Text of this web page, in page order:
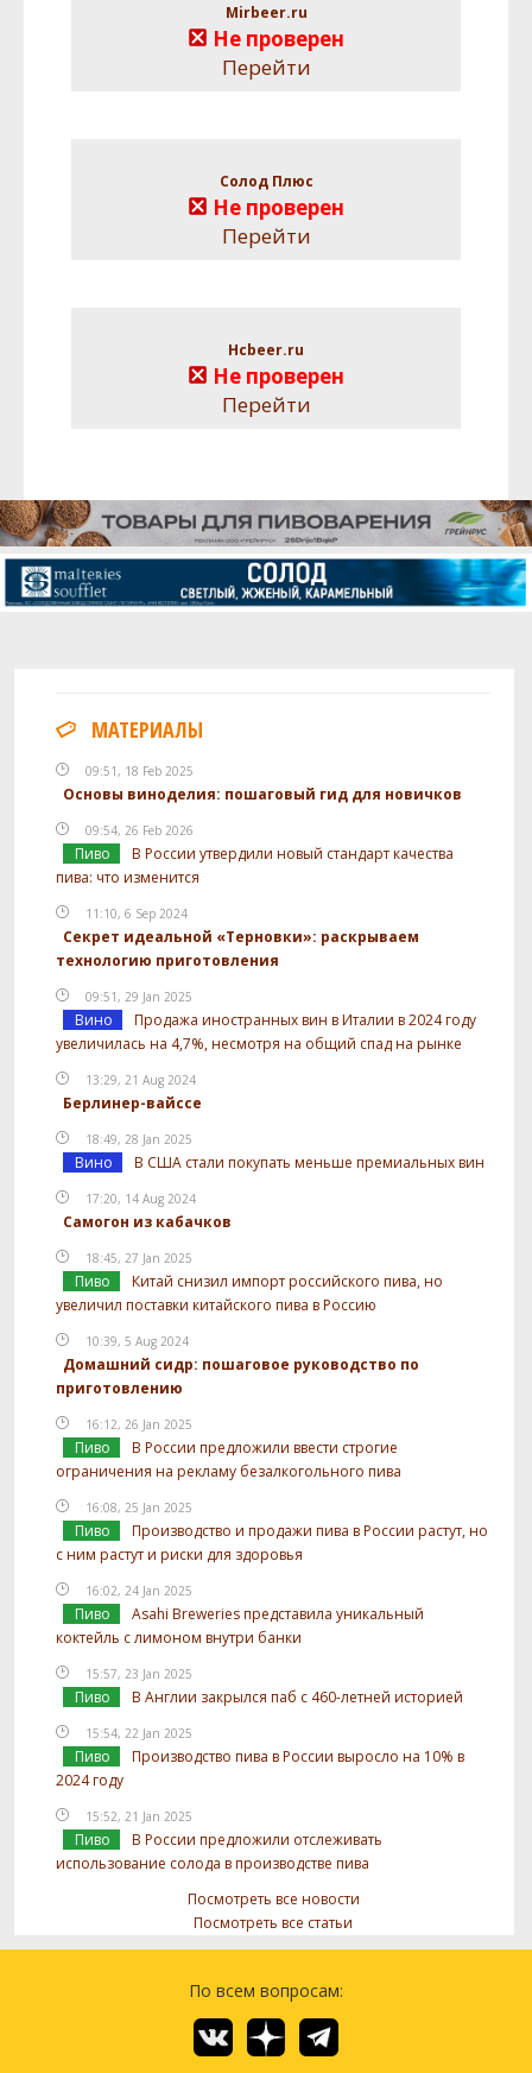
Mirbeer.ru
Не проверен
Перейти
Солод Плюс
Не проверен
Перейти
Hcbeer.ru
Не проверен
Перейти
МАТЕРИАЛЫ
09:51, 18 Feb 2025
Основы виноделия: пошаговый гид для новичков
09:54, 26 Feb 2026
Пиво
В России утвердили новый стандарт качества
пива: что изменится
11:10, 6 Sep 2024
Секрет идеальной «Терновки»: раскрываем
технологию приготовления
09:51, 29 Jan 2025
Вино
Продажа иностранных вин в Италии в 2024 году
увеличилась на 4,7%, несмотря на общий спад на рынке
13:29, 21 Aug 2024
Берлинер-вайссе
18:49, 28 Jan 2025
Вино В США стали покупать меньше премиальных вин
17:20, 14 Aug 2024
Самогон из кабачков
18:45, 27 Jan 2025
Пиво
Китай снизил импорт российского пива, но
увеличил поставки китайского пива в Россию
10:39, 5 Aug 2024
Домашний сидр: пошаговое руководство по
приготовлению
16:12, 26 Jan 2025
Пиво
В России предложили ввести строгие
ограничения на рекламу безалкогольного пива
16:08, 25 Jan 2025
Пиво
Производство и продажи пива в России растут, но
с ним растут и риски для здоровья
16:02, 24 Jan 2025
Пиво
Asahi Breweries представила уникальный
коктейль с лимоном внутри банки
15:57, 23 Jan 2025
Пиво В Англии закрылся паб с 460-летней историей
15:54, 22 Jan 2025
Пиво
Производство пива в России выросло на 10% в
2024 году
15:52, 21 Jan 2025
Пиво
В России предложили отслеживать
использование солода в производстве пива
Посмотреть все новости
Посмотреть все статьи
По всем вопросам: